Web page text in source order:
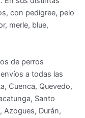
con pedigree, pelo
merle, blue,
de perros
a todas las
Cuenca, Quevedo,
Santo
Azogues, Durán,